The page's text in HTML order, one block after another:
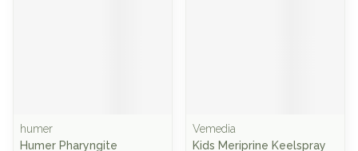
humer
Humer Pharyngite
Vemedia
Kids Meriprine Keelspray